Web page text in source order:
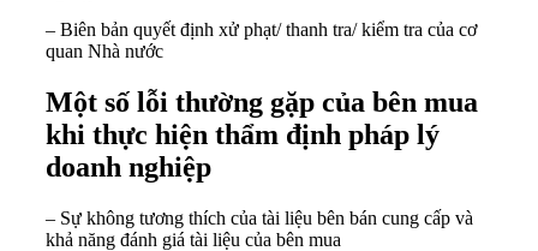
– Biên bản quyết định xử phạt/ thanh tra/ kiểm tra của cơ
quan Nhà nước
Một số lỗi thường gặp của bên mua
khi thực hiện thẩm định pháp lý
doanh nghiệp
– Sự không tương thích của tài liệu bên bán cung cấp và
khả năng đánh giá tài liệu của bên mua